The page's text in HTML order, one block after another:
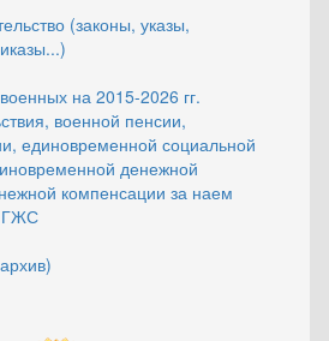
(законы, указы,
на 2015-2026 гг.
военной пенсии,
единовременной социальной
денежной
компенсации за наем
ГЖС